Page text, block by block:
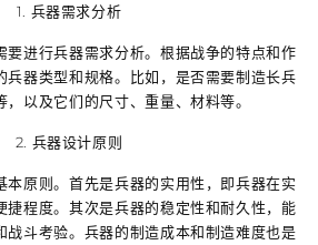
1. 兵器需求分析
要进行兵器需求分析。根据战争的特点和作
兵器类型和规格。比如，是否需要制造长兵
以及它们的尺寸、重量、材料等。
2. 兵器设计原则
本原则。首先是兵器的实用性，即兵器在实
捷程度。其次是兵器的稳定性和耐久性，能
战斗考验。兵器的制造成本和制造难度也是